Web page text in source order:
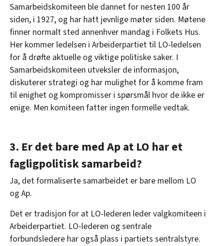
Samarbeidskomiteen ble dannet for nesten 100 år
siden, i 1927, og har hatt jevnlige møter siden. Møtene
finner normalt sted annenhver mandag i Folkets Hus.
Her kommer ledelsen i Arbeiderpartiet til LO-ledelsen
for å drøfte aktuelle og viktige politiske saker. I
Samarbeidskomiteen utveksler de informasjon,
diskuterer strategi og har mulighet for å komme fram
til enighet og kompromisser i spørsmål hvor de ikke er
enige. Men komiteen fatter ingen formelle vedtak.
3. Er det bare med Ap at LO har et
fagligpolitisk samarbeid?
Ja, det formaliserte samarbeidet er bare mellom LO
og Ap.
Det er tradisjon for at LO-lederen leder valgkomiteen i
Arbeiderpartiet. LO-lederen og sentrale
forbundsledere har også plass i partiets sentralstyre.